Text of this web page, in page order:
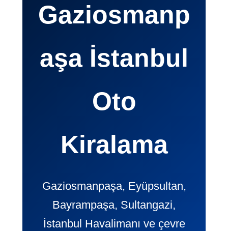
Gaziosmanp
aşa İstanbul
Oto
Kiralama
Gaziosmanpaşa, Eyüpsultan,
Bayrampaşa, Sultangazi,
İstanbul Havalimanı ve çevre